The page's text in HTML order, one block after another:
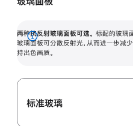
两种抗反射玻璃面板可选。 标配的玻璃
玻璃面板可分散反射光，从而进一步减
持出色画质。
展
开
标准玻璃